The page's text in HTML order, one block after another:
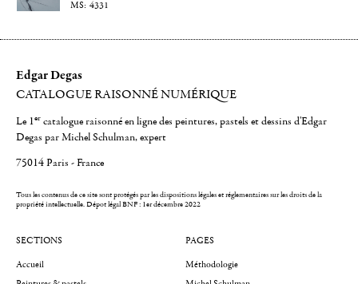
4331
Edgar Degas
CATALOGUE RAISONNÉ NUMÉRIQUE
Le 1er catalogue raisonné en ligne des peintures, pastels et dessins d'Edgar
Degas par Michel Schulman, expert
75014 Paris - France
Tous les contenus de ce site sont protégés par les dispositions légales et réglementaires sur les droits de la
propriété intellectuelle.Dépot légal BNF : 1er décembre 2022
SECTIONS
Accueil
PAGES
Méthodologie